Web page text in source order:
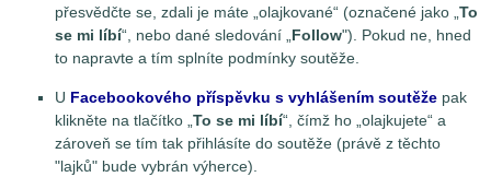
přesvědčte se, zdali je máte „olajkované“ (označené jako „ To
se mi líbí“, nebo dané sledování „ Follow"). Pokud ne, hned
to napravte a tím splníte podmínky soutěže.
U Facebookového příspěvku s vyhlášením soutěže pak
klikněte na tlačítko „ To se mi líbí“, čímž ho „olajkujete“ a
zároveň se tím tak přihlásíte do soutěže (právě z těchto
"lajků" bude vybrán výherce).